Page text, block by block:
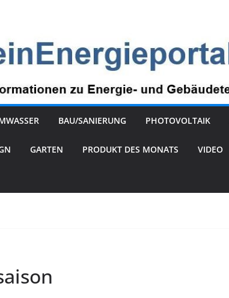
BAU/SANIERUNG PHOTOVOLTAIK
GARTEN PRODUKT DES MONATS VIDEO